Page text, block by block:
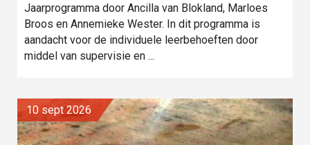
Jaarprogramma door Ancilla van Blokland, Marloes
Broos en Annemieke Wester. In dit programma is
aandacht voor de individuele leerbehoeften door
middel van supervisie en ...
10 sept 2026